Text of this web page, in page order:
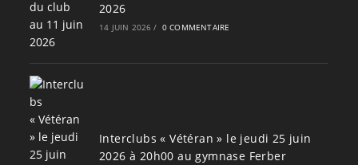
2026
14 JUIN 2026 / 0 COMMENTAIRE
Interclubs « Vétéran » le jeudi 25 juin
2026 à 20h00 au gymnase Ferber